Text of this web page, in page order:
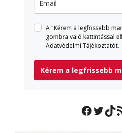
A "Kérem a legfrissebb
gombra való kattintással
Adatvédelmi Tájékoztatót.
Kérem a legfrissebb